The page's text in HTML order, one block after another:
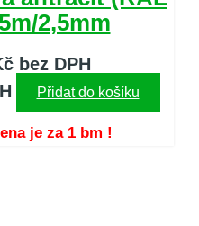
2,5mm
bez DPH
Přidat do košíku
je za 1 bm !